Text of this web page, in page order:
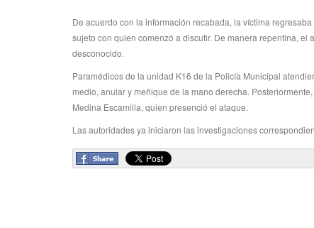
De acuerdo con la información recabada, la víctima
sujeto con quien comenzó a discutir. De manera repentina,
desconocido.
Paramédicos de la unidad K16 de la Policía Municipal
medio, anular y meñique de la mano derecha.
Medina Escamilla, quien presenció el ataque.
Las autoridades ya iniciaron las investigaciones